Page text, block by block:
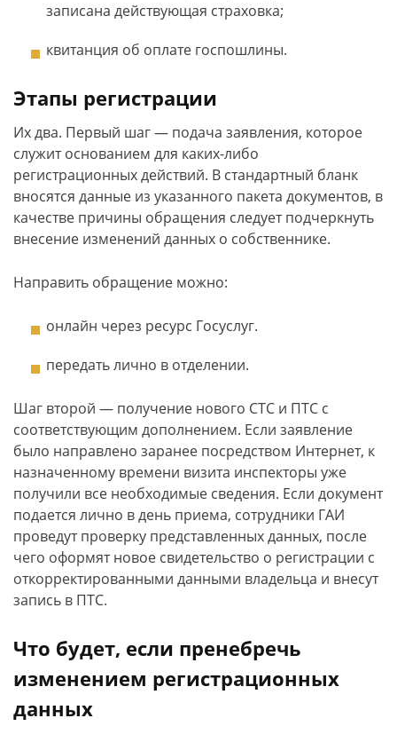
записана действующая страховка;
квитанция об оплате госпошлины.
Этапы регистрации
Их два. Первый шаг — подача заявления, которое
служит основанием для каких-либо
регистрационных действий. В стандартный бланк
вносятся данные из указанного пакета документов, в
качестве причины обращения следует подчеркнуть
внесение изменений данных о собственнике.
Направить обращение можно:
онлайн через ресурс Госуслуг.
передать лично в отделении.
Шаг второй — получение нового СТС и ПТС с
соответствующим дополнением. Если заявление
было направлено заранее посредством Интернет, к
назначенному времени визита инспекторы уже
получили все необходимые сведения. Если документ
подается лично в день приема, сотрудники ГАИ
проведут проверку представленных данных, после
чего оформят новое свидетельство о регистрации с
откорректированными данными владельца и внесут
запись в ПТС.
Что будет, если пренебречь
изменением регистрационных
данных